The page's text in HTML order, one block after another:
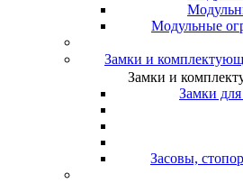
Модульные
Замки и
Замки и
Замки
Засовы,